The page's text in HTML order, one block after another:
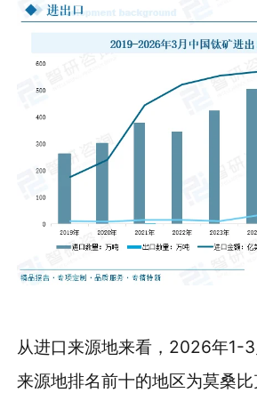
从进口来源地来看，2026年1-
来源地排名前十的地区为莫桑比